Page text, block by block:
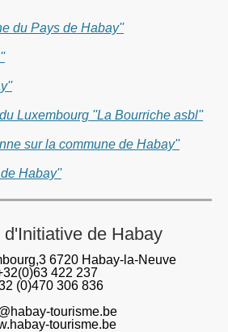
du Pays de Habay''
Luxembourg ''La Bourriche asbl''
sur la commune de Habay''
Habay''
de Habay
6720 Habay-la-Neuve
422 237
(0)470 306 836
tourisme.be
tourisme.be